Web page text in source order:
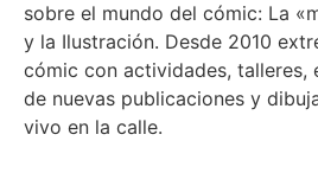
sobre el mundo del cómic: La
y la Ilustración. Desde 2010
cómic con actividades, talleres,
de nuevas publicaciones y
vivo en la calle.